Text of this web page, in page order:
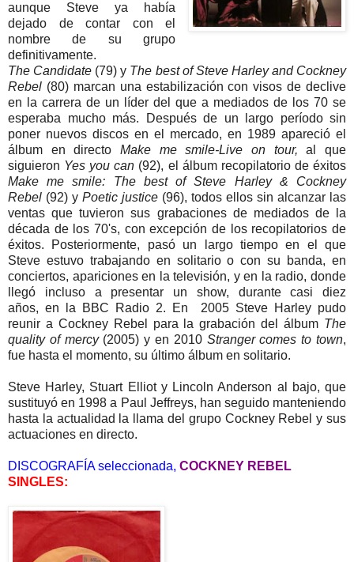
aunque Steve ya había
dejado de contar con el
nombre de su grupo
definitivamente.
The Candidate (79) y The best of Steve Harley and Cockney
Rebel (80) marcan una estabilización con visos de declive
en la carrera de un líder del que a mediados de los 70 se
esperaba mucho más. Después de un largo período sin
poner nuevos discos en el mercado, en 1989 apareció el
álbum en directo Make me smile-Live on tour,al que
siguieron Yes you can (92), el álbum recopilatorio de éxitos
Make me smile: The best of Steve Harley & Cockney
Rebel (92) y Poetic justice (96), todos ellos sin alcanzar las
ventas que tuvieron sus grabaciones de mediados de la
década de los 70's, con excepción de los recopilatorios de
éxitos. Posteriormente, pasó un largo tiempo en el que
Steve estuvo trabajando en solitario o con su banda, en
conciertos, apariciones en la televisión, y en la radio, donde
llegó incluso a presentar un show, durante casi diez
años, en la BBC Radio 2. En 2005 Steve Harley pudo
reunir a Cockney Rebel para la grabación del álbum The
quality of mercy (2005) y en 2010 Stranger comes to town,
fue hasta el momento, su último álbum en solitario.
Steve Harley, Stuart Elliot y Lincoln Anderson al bajo, que
sustituyó en 1998 a Paul Jeffreys, han seguido manteniendo
hasta la actualidad la llama del grupo Cockney Rebel y sus
actuaciones en directo.
DISCOGRAFÍA seleccionada, COCKNEY REBEL
SINGLES: